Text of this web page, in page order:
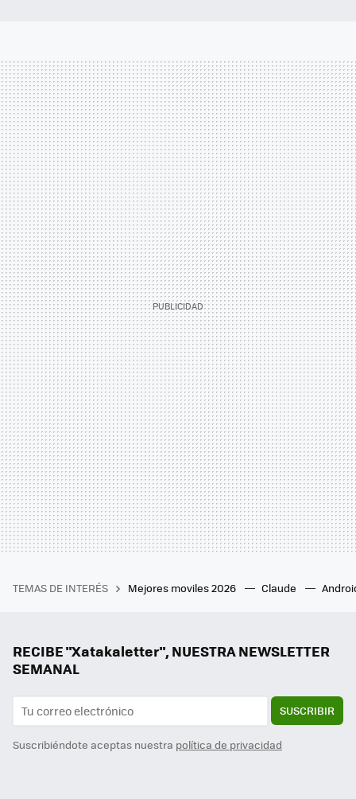
TEMAS DE INTERÉS Mejores moviles 2026 Claude
RECIBE "Xatakaletter", NUESTRA NEWSLETTER
SEMANAL
SUSCRIBIR
Suscribiéndote aceptas nuestra política de privacidad